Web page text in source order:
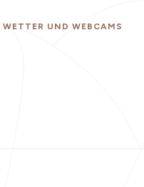
WETTER UND WEBCAMS